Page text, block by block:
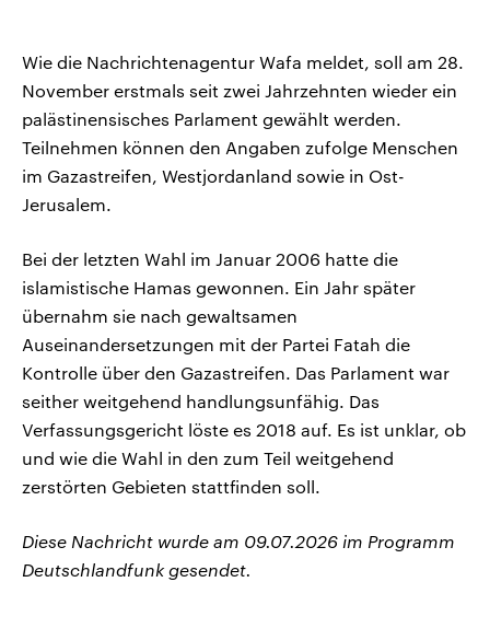
Wie die Nachrichtenagentur Wafa meldet, soll am 28.
November erstmals seit zwei Jahrzehnten wieder ein
palästinensisches Parlament gewählt werden.
Teilnehmen können den Angaben zufolge Menschen
im Gazastreifen, Westjordanland sowie in Ost-
Jerusalem.
Bei der letzten Wahl im Januar 2006 hatte die
islamistische Hamas gewonnen. Ein Jahr später
übernahm sie nach gewaltsamen
Auseinandersetzungen mit der Partei Fatah die
Kontrolle über den Gazastreifen. Das Parlament war
seither weitgehend handlungsunfähig. Das
Verfassungsgericht löste es 2018 auf. Es ist unklar, ob
und wie die Wahl in den zum Teil weitgehend
zerstörten Gebieten stattfinden soll.
Diese Nachricht wurde am 09.07.2026 im Programm
Deutschlandfunk gesendet.